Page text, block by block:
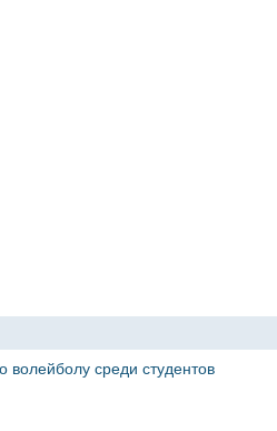
волейболу среди студентов